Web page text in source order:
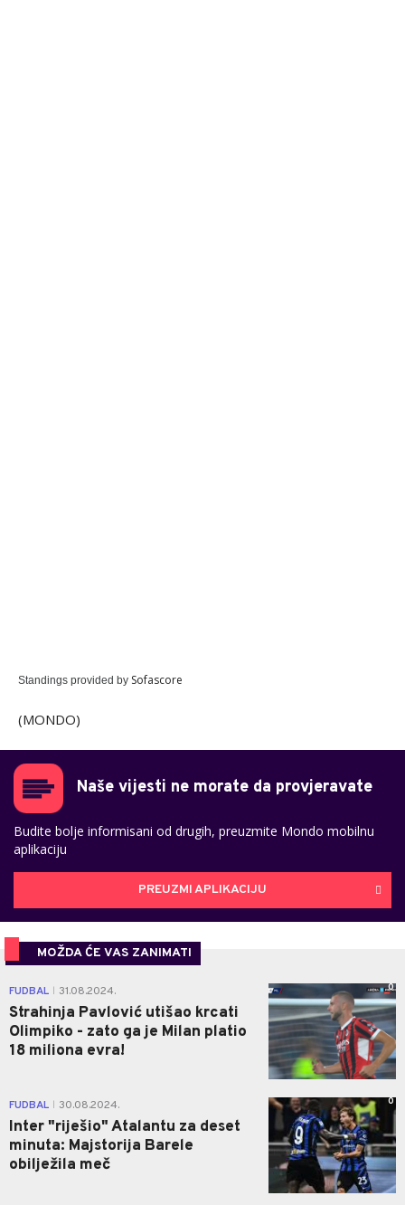
Standings provided by Sofascore
(MONDO)
Naše vijesti ne morate da provjeravate
Budite bolje informisani od drugih, preuzmite Mondo mobilnu
aplikaciju
PREUZMI APLIKACIJU
MOŽDA ĆE VAS ZANIMATI
FUDBAL 31.08.2024.
Strahinja Pavlović utišao krcati
Olimpiko - zato ga je Milan platio
18 miliona evra!
0
FUDBAL 30.08.2024.
Inter "riješio" Atalantu za deset
minuta: Majstorija Barele
obilježila meč
0